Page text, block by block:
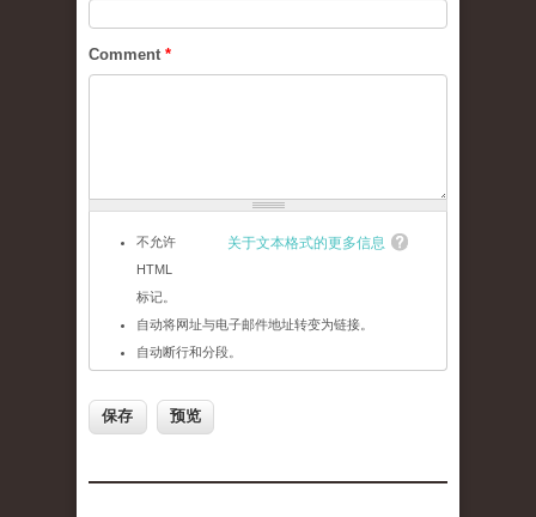
Comment *
关于文本格式的更多信息
不允许
HTML
标记。
自动将网址与电子邮件地址转变为链接。
自动断行和分段。